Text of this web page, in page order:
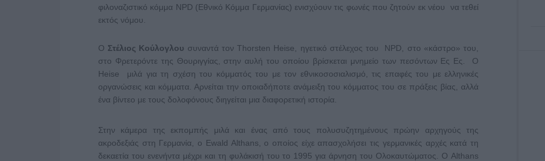
φιλοναζιστικό κόμμα NPD (Εθνικό Κόμμα Γερμανίας) ενισχύουν τις φωνές που ζητούν εκ νέου να τεθεί
εκτός νόμου.
Ο Στέλιος Κούλογλου συναντά τον Τhorsten Heise, ηγετικό στέλεχος του NPD, στο «κάστρο» του,
στο Φρετερόντε της Θουριγγίας, στην αυλή του οποίου βρίσκεται μνημείο των πεσόντων Ες Ες. Ο
Heise μιλά για τη σχέση του κόμματός του με τον εθνικοσοσιαλισμό, τις επαφές του με ελληνικές
οργανώσεις και κόμματα. Αρνείται την οποιαδήποτε ανάμειξη του κόμματος του σε πράξεις βίας, αλλά
ένα βίντεο με τους δολοφόνους διηγείται μια διαφορετική ιστορία.
Στην κάμερα της εκπομπής μιλά και ένας από τους πολυσυζητημένους πρώην αρχηγούς της
ακροδεξιάς στη Γερμανία, ο Ewald Althans, ο οποίος είχε απασχολήσει τις γερμανικές αρχές κατά τη
δεκαετία του ενενήντα μέχρι και τη φυλάκισή του το 1995 για άρνηση του Ολοκαυτώματος. Ο Althans